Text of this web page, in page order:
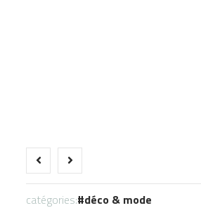
catégories: déco & mode